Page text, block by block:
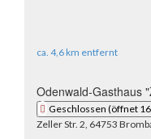
ca. 4,6 km entfernt
Odenwald-Gasthaus
Geschlossen (öffnet
Zeller Str. 2, 64753